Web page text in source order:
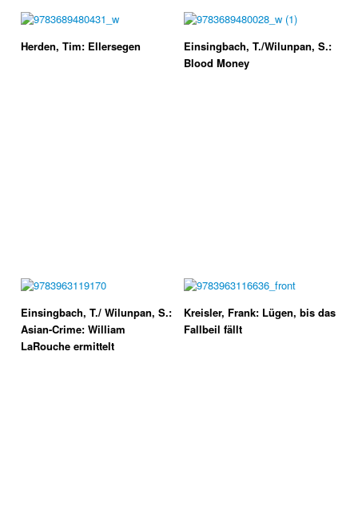
Herden, Tim: Ellersegen
Einsingbach, T./Wilunpan, S.:
Blood Money
Einsingbach, T./ Wilunpan, S.:
Asian-Crime: William
LaRouche ermittelt
Kreisler, Frank: Lügen, bis das
Fallbeil fällt